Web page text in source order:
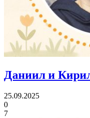
Даниил и
25.09.2025
0
7